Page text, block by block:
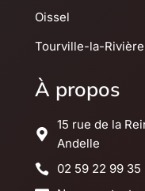
Oissel
Tourville-la-Rivière
À propos
15 rue de la
Andelle
02 59 22 99 35